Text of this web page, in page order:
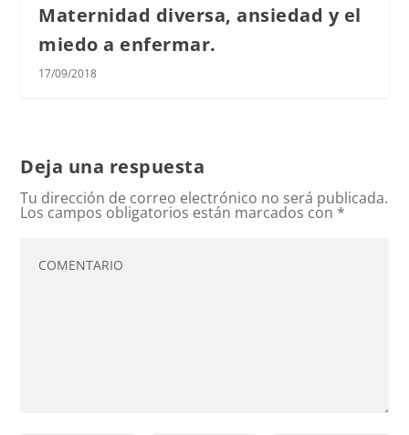
Maternidad diversa, ansiedad y el
miedo a enfermar.
17/09/2018
Deja una respuesta
Tu dirección de correo electrónico no será publicada.
Los campos obligatorios están marcados con *